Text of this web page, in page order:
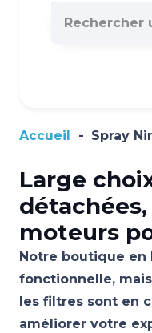
Accueil - Spray
Large
moteurs
Notre boutique
fonctionnelle,
les filtres sont en
améliorer votre